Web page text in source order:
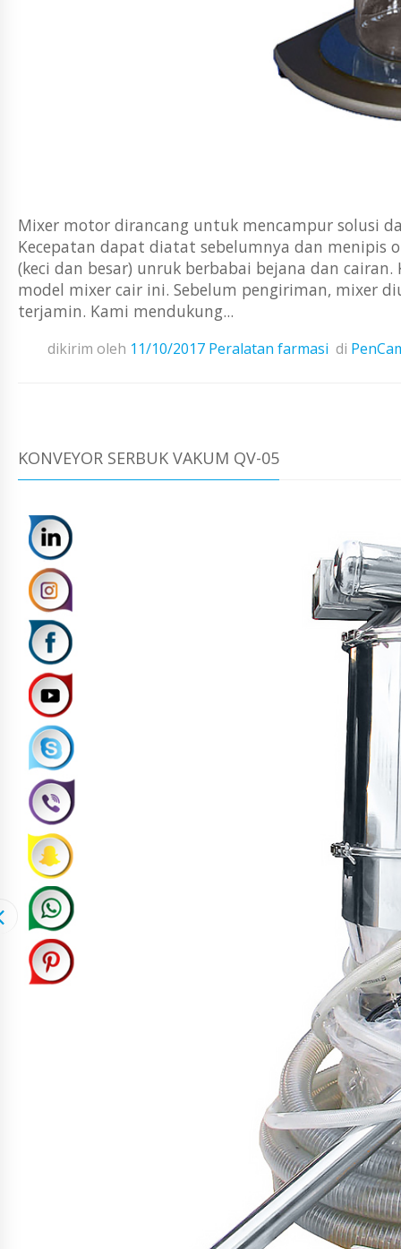
Mixer motor dirancang untuk mencampur solusi
Kecepatan dapat diatat sebelumnya dan menipis
(keci dan besar) unruk berbabai bejana dan
model mixer cair ini. Sebelum pengiriman, mixer
terjamin. Kami mendukung...
dikirim oleh 11/10/2017 Peralatan farmasi di
KONVEYOR SERBUK VAKUM QV-05